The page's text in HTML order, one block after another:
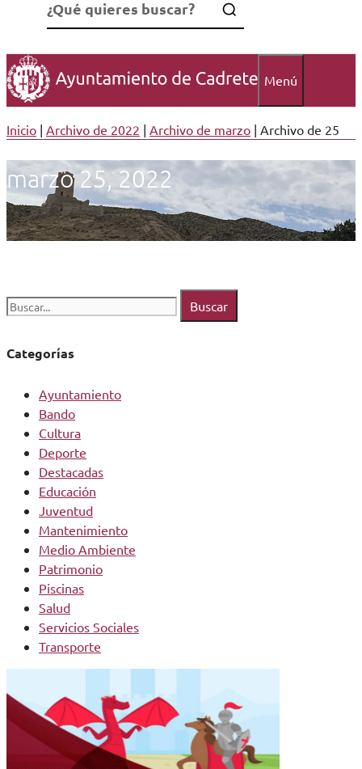
Menú
Inicio | Archivo de 2022 | Archivo de marzo | Archivo de 25
marzo 25, 2022
Buscar:
Categorías
Ayuntamiento
Bando
Cultura
Deporte
Destacadas
Educación
Juventud
Mantenimiento
Medio Ambiente
Patrimonio
Piscinas
Salud
Servicios Sociales
Transporte